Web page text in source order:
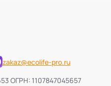
zakaz@ecolife-pro.ru
ОГРН: 1107847045657